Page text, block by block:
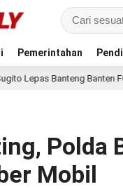
Pemerintahan
Banten FC ke Soekarno
Polda
Mobil